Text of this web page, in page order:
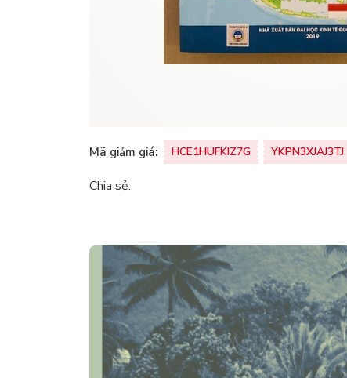
Mã giảm giá: HCE1HUFKIZ7G YKPN3XJAJ3TJ
Chia sẻ: